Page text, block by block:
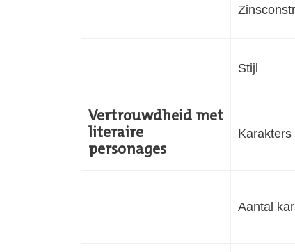
Stijl
Vertrouwdheid met
literaire
personages
Karakters
Aantal